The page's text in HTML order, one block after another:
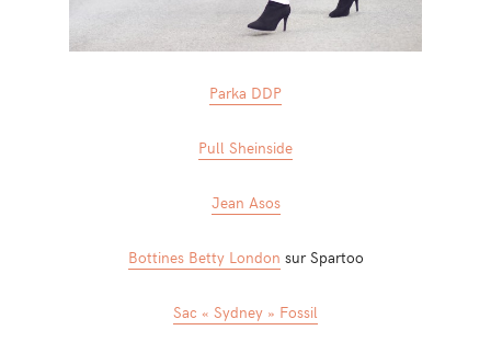
Parka DDP
Pull Sheinside
Jean Asos
Bottines Betty London sur Spartoo
Sac « Sydney » Fossil